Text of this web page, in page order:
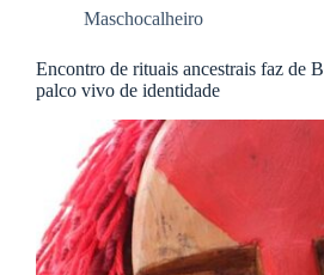
Maschocalheiro
Encontro de rituais ancestrais faz de
palco vivo de identidade